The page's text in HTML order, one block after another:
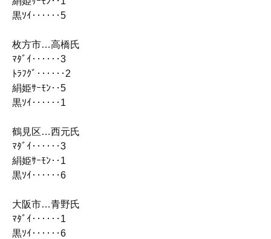
黒ｿｲ‥‥‥5
枚方市…高橋氏
ﾏﾀﾞｲ‥‥‥3
ﾄﾗﾌｸﾞ‥‥‥2
絹姫ｻｰﾓﾝ‥5
黒ｿｲ‥‥‥1
鶴見区…西元氏
ﾏﾀﾞｲ‥‥‥3
絹姫ｻｰﾓﾝ‥1
黒ｿｲ‥‥‥6
大阪市…青野氏
ﾏﾀﾞｲ‥‥‥1
黒ｿｲ‥‥‥6